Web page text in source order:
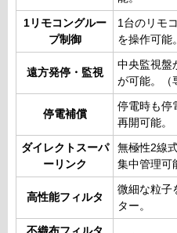
1リモコングルー
プ制御
1台のリモ
を操作可能。
遠方発停・監視
中央監視盤
が可能。（
停電補償
停電時も停
再開可能。
ダイレクトスーパ
ーリンク
無極性2線
集中管理可
高性能フィルタ
微細な粒子
ター。